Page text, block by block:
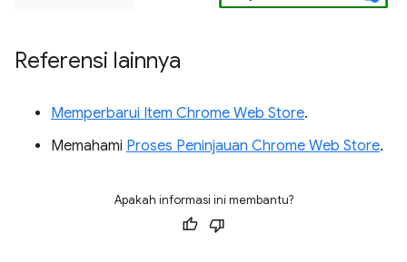
Referensi lainnya
Memperbarui Item Chrome Web Store.
Memahami Proses Peninjauan Chrome Web Store.
Apakah informasi ini membantu?